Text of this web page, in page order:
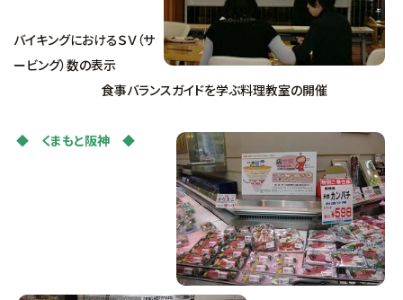
バイキングにおけるＳＶ（サ
ービング）数の表示
食事バランスガイドを学ぶ料理教室の開催
◆ くまもと阪神 ◆